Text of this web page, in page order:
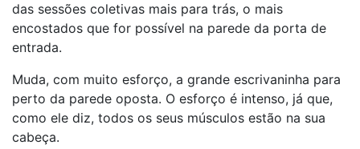
das sessões coletivas mais para trás, o mais
encostados que for possível na parede da porta de
entrada.
Muda, com muito esforço, a grande escrivaninha para
perto da parede oposta. O esforço é intenso, já que,
como ele diz, todos os seus músculos estão na sua
cabeça.